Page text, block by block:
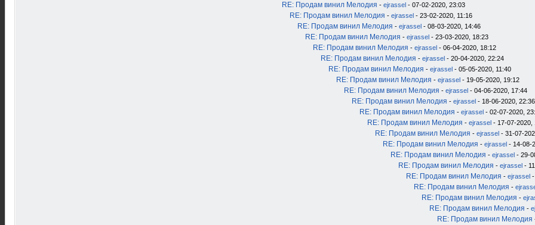
RE: Продам винил Мелодия - ejrassel - 07-02-2020, 23:03
RE: Продам винил Мелодия - ejrassel - 23-02-2020, 11:16
RE: Продам винил Мелодия - ejrassel - 08-03-2020, 14:46
RE: Продам винил Мелодия - ejrassel - 23-03-2020, 18:23
RE: Продам винил Мелодия - ejrassel - 06-04-2020, 18:12
RE: Продам винил Мелодия - ejrassel - 20-04-2020, 22:24
RE: Продам винил Мелодия - ejrassel - 05-05-2020, 11:40
RE: Продам винил Мелодия - ejrassel - 19-05-2020, 19:12
RE: Продам винил Мелодия - ejrassel - 04-06-2020, 17:44
RE: Продам винил Мелодия - ejrassel - 18-06-2020, 22:36
RE: Продам винил Мелодия - ejrassel - 02-07-2020,
RE: Продам винил Мелодия - ejrassel - 17-07-2020,
RE: Продам винил Мелодия - ejrassel - 31-07-
RE: Продам винил Мелодия - ejrassel - 14-08-
RE: Продам винил Мелодия - ejrassel - 29-
RE: Продам винил Мелодия - ejrassel -
RE: Продам винил Мелодия - ejrassel
RE: Продам винил Мелодия -
RE: Продам винил Мелодия -
RE: Продам винил Мелодия -
RE: Продам винил Мелодия